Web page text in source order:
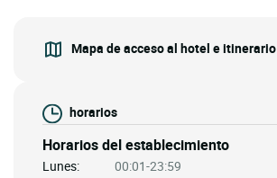
Mapa de acceso al hotel e itinerario
horarios
Horarios del establecimiento
Lunes:
00:01-23:59